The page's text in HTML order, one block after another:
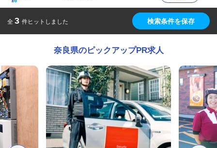
全 3 件ヒットしました 検索条件を保存
奈良県のピックアップPR求人